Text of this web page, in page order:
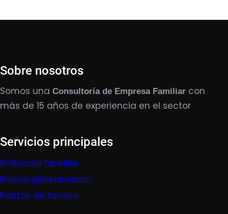
Sobre nosotros
Somos una Consultoría de Empresa Familiar con
más de 15 años de experiencia en el sector
Servicios principales
Protocolo familiar
Relevo generacional
Pactos de familia